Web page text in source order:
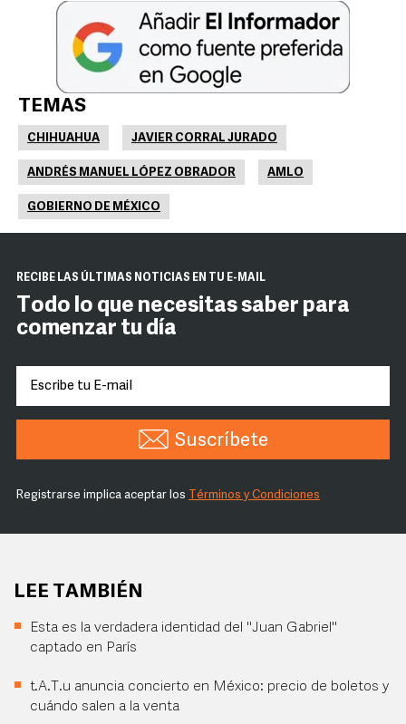
TEMAS
CHIHUAHUA JAVIER CORRAL JURADO
ANDRÉS MANUEL LÓPEZ OBRADOR AMLO
GOBIERNO DE MÉXICO
RECIBE LAS ÚLTIMAS NOTICIAS EN TU E-MAIL
Todo lo que necesitas saber para
comenzar tu día
Suscríbete
Registrarse implica aceptar los Términos y Condiciones
LEE TAMBIÉN
Esta es la verdadera identidad del "Juan Gabriel"
captado en París
t.A.T.u anuncia concierto en México: precio de boletos y
cuándo salen a la venta